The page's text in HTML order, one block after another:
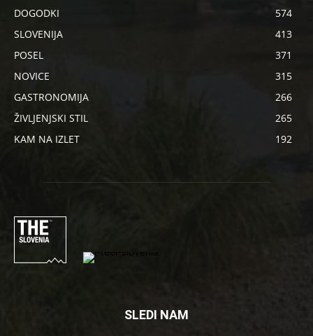
DOGODKI
574
SLOVENIJA
413
POSEL
371
NOVICE
315
GASTRONOMIJA
266
ŽIVLJENJSKI STIL
265
KAM NA IZLET
192
SLEDI NAM